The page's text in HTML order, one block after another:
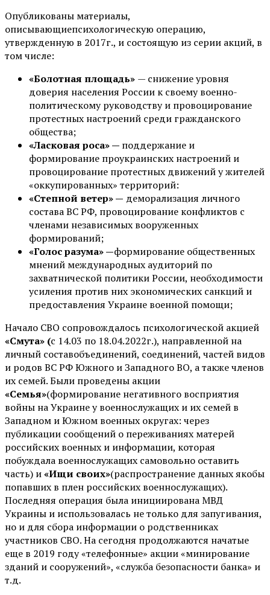
Опубликованы материалы,
описывающиепсихологическую операцию,
утвержденную в 2017г., и состоящую из серии акций, в
том числе:
«Болотная площадь» — снижение уровня
доверия населения России к своему военно-
политическому руководству и провоцирование
протестных настроений среди гражданского
общества;
«Ласковая роса» — поддержание и
формирование проукраинских настроений и
провоцирование протестных движений у жителей
«оккупированных» территорий:
«Степной ветер» — деморализация личного
состава ВС РФ, провоцирование конфликтов с
членами независимых вооруженных
формирований;
«Голос разума» —формирование общественных
мнений международных аудиторий по
захватнической политики России, необходимости
усиления против них экономических санкций и
предоставления Украине военной помощи;
Начало СВО сопровождалось психологической акцией
«Смута» (с 14.03 по 18.04.2022г.), направленной на
личный составобъединений, соединений, частей видов
и родов ВС РФ Южного и Западного ВО, а также членов
их семей. Были проведены акции
«Семья»(формирование негативного восприятия
войны на Украине у военнослужащих и их семей в
Западном и Южном военных округах: через
публикации сообщений о переживаниях матерей
российских военных и информации, которая
побуждала военнослужащих самовольно оставить
часть) и«Ищи своих»(распространение данных якобы
попавших в плен российских военнослужащих).
Последняя операция была инициирована МВД
Украины и использовалась не только для запугивания,
но и для сбора информации о родственниках
участников СВО. На сегодня продолжаются начатые
еще в 2019 году «телефонные» акции «минирование
зданий и сооружений», «служба безопасности банка» и
т.д.